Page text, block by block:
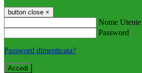
button close ×
Nome Utente
Password
Password dimenticata?